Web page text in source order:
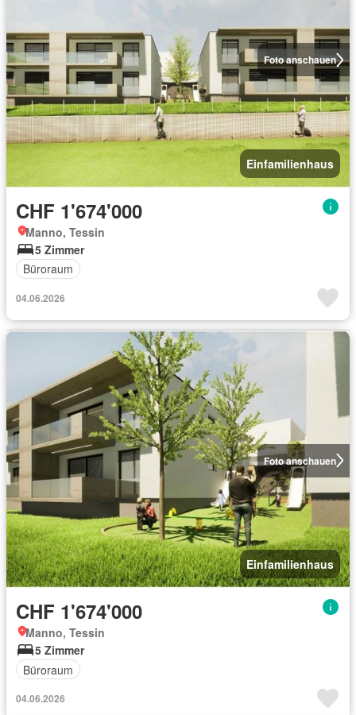
Foto anschauen
Einfamilienhaus
CHF 1'674'000
Manno, Tessin
5 Zimmer
Büroraum
04.06.2026
Foto anschauen
Einfamilienhaus
CHF 1'674'000
Manno, Tessin
5 Zimmer
Büroraum
04.06.2026